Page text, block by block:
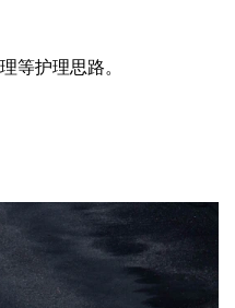
等护理思路。